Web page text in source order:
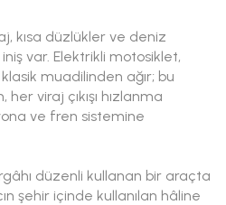
kısa düzlükler ve deniz
var. Elektrikli motosiklet,
muadilinden ağır; bu
viraj çıkışı hızlanma
ve fren sistemine
düzenli kullanan bir araçta
şehir içinde kullanılan hâline